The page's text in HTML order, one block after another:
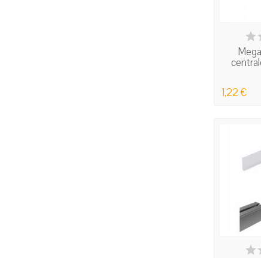
1,22 €